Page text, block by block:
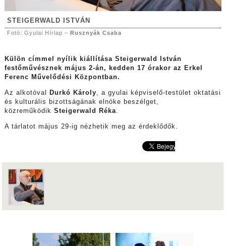
STEIGERWALD ISTVÁN
Fotó: Gyulai Hírlap – Rusznyák Csaba
Külön címmel nyílik kiállítása Steigerwald István
festőművésznek május 2-án, kedden 17 órakor az Erkel
Ferenc Művelődési Központban.
Az alkotóval Durkó Károly, a gyulai képviselő-testület oktatási
és kulturális bizottságának elnöke beszélget,
közreműködik Steigerwald Réka.
A tárlatot május 29-ig nézhetik meg az érdeklődők.